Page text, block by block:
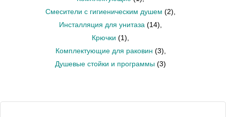
Смесители с гигиеническим душем (2)
Инсталляция для унитаза (14)
Крючки (1)
Комплектующие для раковин (3)
Душевые стойки и программы (3)